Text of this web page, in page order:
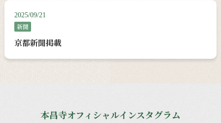
2025/09/21
新聞
京都新聞掲載
本昌寺オフィシャルインスタグラム